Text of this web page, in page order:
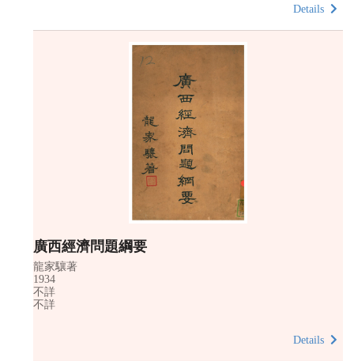
Details
廣西經濟問題綱要
龍家驤著
1934
不詳
不詳
Details